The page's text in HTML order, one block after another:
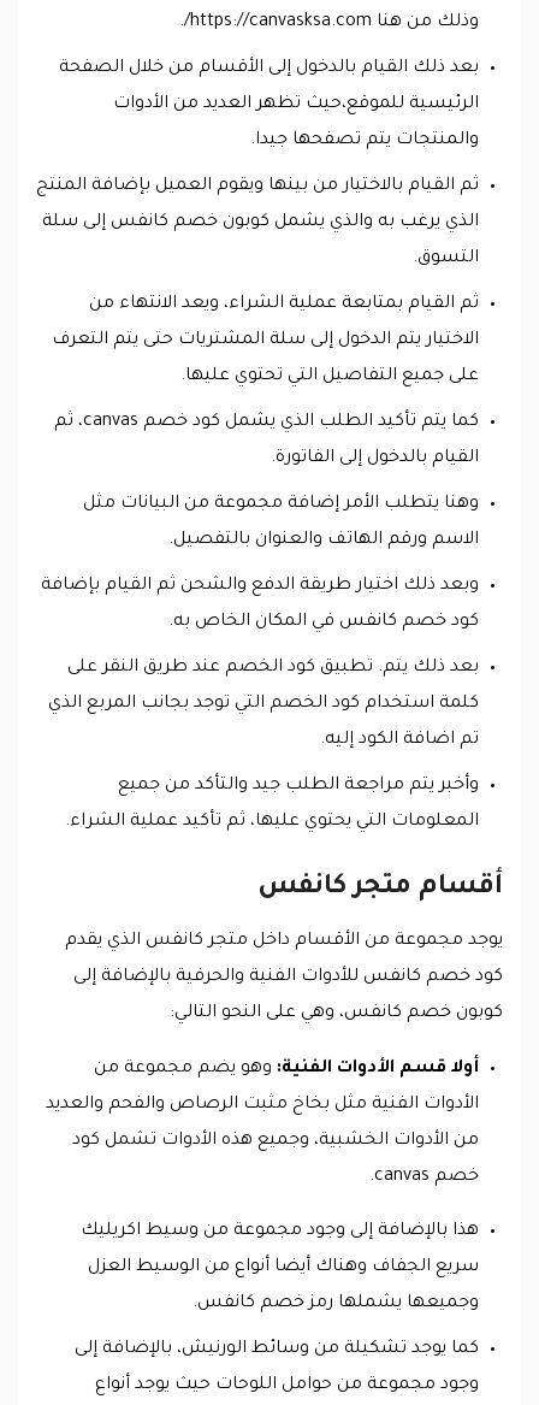
وذلك من هنا https://canvasksa.com/.
بعد ذلك القيام بالدخول إلى الأقسام من خلال الصفحة
الرئيسية للموقع،حيث تظهر العديد من الأدوات
والمنتجات يتم تصفحها جيدا.
ثم القيام بالاختيار من بينها ويقوم العميل بإضافة المنتج
الذي يرغب به والذي يشمل كوبون خصم كانفس إلى سلة
التسوق.
ثم القيام بمتابعة عملية الشراء، ويعد الانتهاء من
الاختيار يتم الدخول إلى سلة المشتريات حتى يتم التعرف
على جميع التفاصيل التي تحتوي عليها.
كما يتم تأكيد الطلب الذي يشمل كود خصم canvas، ثم
القيام بالدخول إلى الفاتورة.
وهنا يتطلب الأمر إضافة مجموعة من البيانات مثل
الاسم ورقم الهاتف والعنوان بالتفصيل.
وبعد ذلك اختيار طريقة الدفع والشحن ثم القيام بإضافة
كود خصم كانفس في المكان الخاص به.
بعد ذلك يتم. تطبيق كود الخصم عند طريق النقر على
كلمة استخدام كود الخصم التي توجد بجانب المربع الذي
تم اضافة الكود إليه.
وأخبر يتم مراجعة الطلب جيد والتأكد من جميع
المعلومات التي يحتوي عليها، ثم تأكيد عملية الشراء.
أقسام متجر كانفس
يوجد مجموعة من الأقسام داخل متجر كانفس الذي يقدم
كود خصم كانفس للأدوات الفنية والحرفية بالإضافة إلى
كوبون خصم كانفس، وهي على النحو التالي:
أولا قسم الأدوات الفنية: وهو يضم مجموعة من
الأدوات الفنية مثل بخاخ مثبت الرصاص والفحم والعديد
من الأدوات الخشبية، وجميع هذه الأدوات تشمل كود
خصم canvas.
هذا بالإضافة إلى وجود مجموعة من وسيط اكريليك
سريع الجفاف وهناك أيضا أنواع من الوسيط العزل
وجميعها يشملها رمز خصم كانفس.
كما يوجد تشكيلة من وسائط الورنيش، بالإضافة إلى
وجود مجموعة من حوامل اللوحات حيث يوجد أنواع